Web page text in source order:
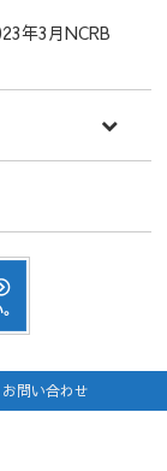
年3月NCRB
お問い合わせ